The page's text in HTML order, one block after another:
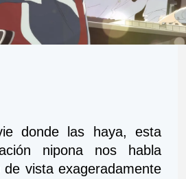
donde las haya, esta
nipona nos habla
vista exageradamente